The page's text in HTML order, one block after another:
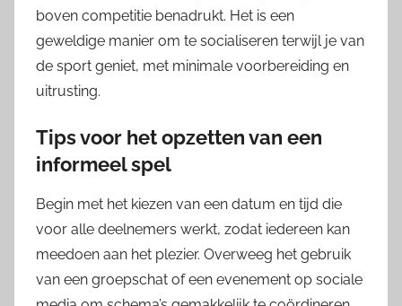
boven competitie benadrukt. Het is een
geweldige manier om te socialiseren terwijl je van
de sport geniet, met minimale voorbereiding en
uitrusting.
Tips voor het opzetten van een
informeel spel
Begin met het kiezen van een datum en tijd die
voor alle deelnemers werkt, zodat iedereen kan
meedoen aan het plezier. Overweeg het gebruik
van een groepschat of een evenement op sociale